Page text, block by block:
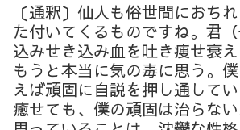
〔通釈〕仙人も俗世間におち
た付いてくるものですね。君
込みせき込み血を吐き痩せ衰
もうと本当に気の毒に思う。
えば頑固に自説を押し通して
癒せても、僕の頑固は治らな